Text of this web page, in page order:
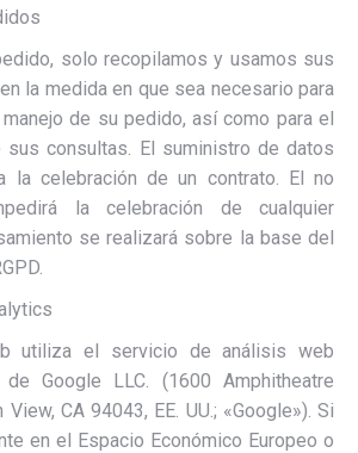
solo recopilamos y usamos sus
la medida en que sea necesario para
de su pedido, así como para el
sus consultas. El suministro de datos
la celebración de un contrato. El no
la celebración de cualquier
se realizará sobre la base del
utiliza el servicio de análisis web
Google LLC. (1600 Amphitheatre
CA 94043, EE. UU.; «Google»). Si
en el Espacio Económico Europeo o